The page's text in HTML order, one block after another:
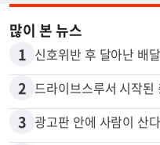
많이 본 뉴스
1
2 드라이브스루서 시작
3 광고판 안에 사람이 산